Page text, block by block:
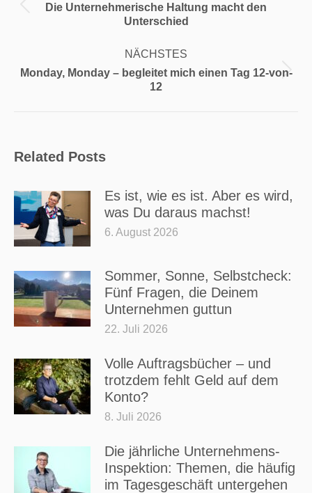
Vorheriger
Beitrag:
Die Unternehmerische Haltung macht den
Unterschied
NÄCHSTES
Nächster
Beitrag:
Monday, Monday – begleitet mich einen Tag 12-von-
12
Related Posts
Es ist, wie es ist. Aber es wird,
was Du daraus machst!
6. August 2026
Sommer, Sonne, Selbstcheck:
Fünf Fragen, die Deinem
Unternehmen guttun
22. Juli 2026
Volle Auftragsbücher – und
trotzdem fehlt Geld auf dem
Konto?
8. Juli 2026
Die jährliche Unternehmens-
Inspektion: Themen, die häufig
im Tagesgeschäft untergehen